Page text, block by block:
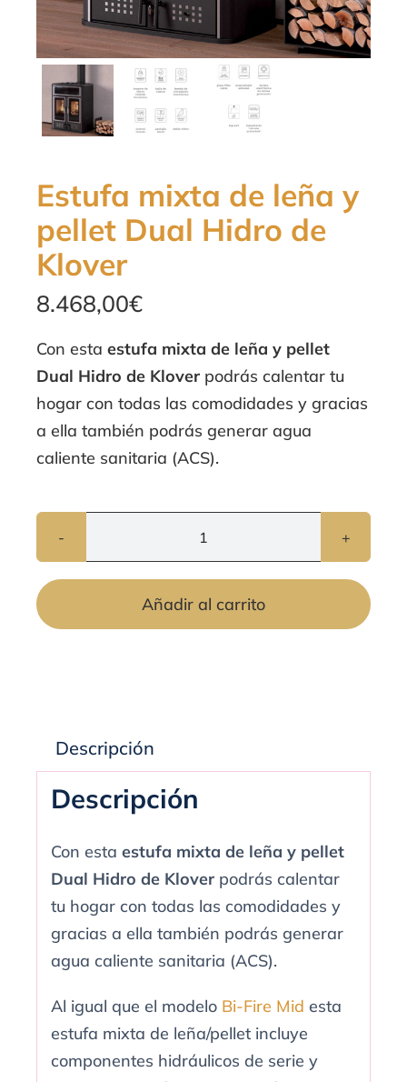
Estufa mixta de leña y
pellet Dual Hidro de
Klover
8.468,00€
Con esta estufa mixta de leña y pellet
Dual Hidro de Kloverpodrás calentar tu
hogar con todas las comodidades y gracias
a ella también podrás generar agua
caliente sanitaria (ACS).
mixta
de
leña
de
Añadir al carrito
Descripción
Descripción
Con esta estufa mixta de leña y pellet
Dual Hidro de Kloverpodrás calentar
tu hogar con todas las comodidades y
gracias a ella también podrás generar
agua caliente sanitaria (ACS).
Al igual que el modelo Bi-Fire Mid esta
estufa mixta de leña/pellet incluye
componentes hidráulicos de serie y